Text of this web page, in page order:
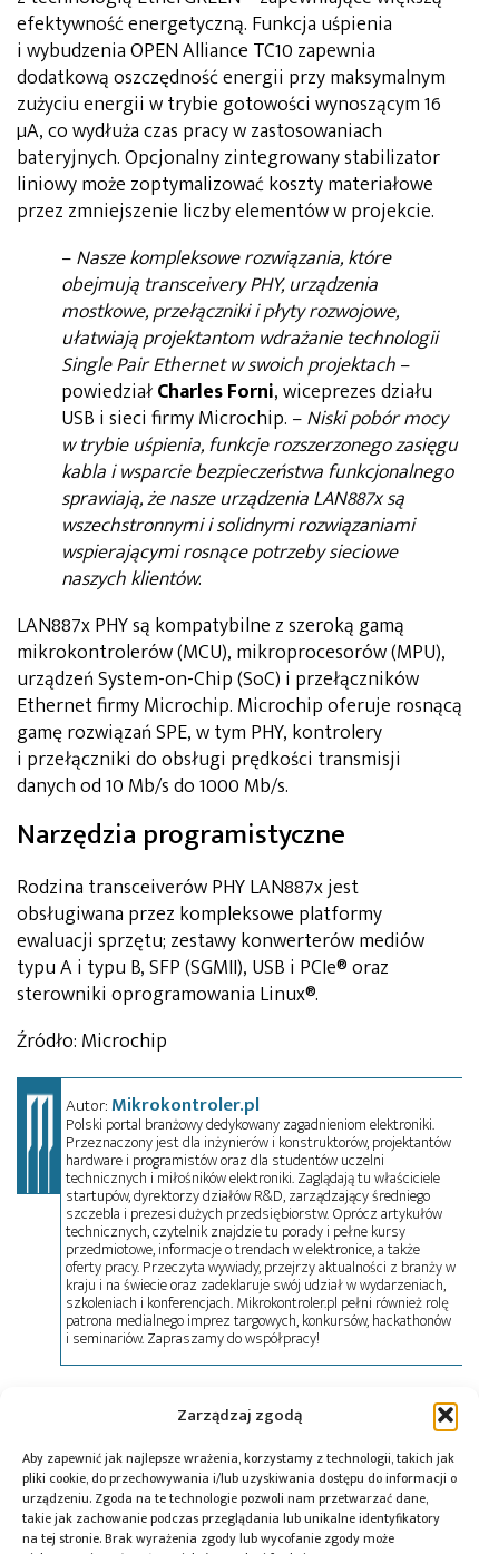
Zarządzaj zgodą
Aby zapewnić jak najlepsze wrażenia, korzystamy z technologii, takich jak
pliki cookie, do przechowywania i/lub uzyskiwania dostępu do informacji o
urządzeniu. Zgoda na te technologie pozwoli nam przetwarzać dane,
takie jak zachowanie podczas przeglądania lub unikalne identyfikatory
na tej stronie. Brak wyrażenia zgody lub wycofanie zgody może
efektywność energetyczną. Funkcja uśpienia
i wybudzenia OPEN Alliance TC10 zapewnia
dodatkową oszczędność energii przy maksymalnym
zużyciu energii w trybie gotowości wynoszącym 16
µA, co wydłuża czas pracy w zastosowaniach
bateryjnych. Opcjonalny zintegrowany stabilizator
liniowy może zoptymalizować koszty materiałowe
przez zmniejszenie liczby elementów w projekcie.
–Nasze kompleksowe rozwiązania, które
obejmują transceivery PHY, urządzenia
mostkowe, przełączniki i płyty rozwojowe,
ułatwiają projektantom wdrażanie technologii
Single Pair Ethernet w swoich projektach–
powiedziałCharles Forni, wiceprezes działu
USB i sieci firmy Microchip. –Niski pobór mocy
w trybie uśpienia, funkcje rozszerzonego zasięgu
kabla i wsparcie bezpieczeństwa funkcjonalnego
sprawiają, że nasze urządzenia LAN887x są
wszechstronnymi i solidnymi rozwiązaniami
wspierającymi rosnące potrzeby sieciowe
naszych klientów.
LAN887x PHY są kompatybilne z szeroką gamą
mikrokontrolerów (MCU), mikroprocesorów (MPU),
urządzeń System-on-Chip (SoC) i przełączników
Ethernet firmy Microchip. Microchip oferuje rosnącą
gamę rozwiązań SPE, w tym PHY, kontrolery
i przełączniki do obsługi prędkości transmisji
danych od 10 Mb/s do 1000 Mb/s.
Narzędzia programistyczne
Rodzina transceiverów PHY LAN887x jest
obsługiwana przez kompleksowe platformy
ewaluacji sprzętu; zestawy konwerterów mediów
typu A i typu B, SFP (SGMII), USB i PCIe® oraz
sterowniki oprogramowania Linux®.
Źródło: Microchip
Autor:Mikrokontroler.pl
Polski portal branżowy dedykowany zagadnieniom elektroniki.
Przeznaczony jest dla inżynierów i konstruktorów, projektantów
hardware i programistów oraz dla studentów uczelni
technicznych i miłośników elektroniki. Zaglądają tu właściciele
startupów, dyrektorzy działów R&D, zarządzający średniego
szczebla i prezesi dużych przedsiębiorstw. Oprócz artykułów
technicznych, czytelnik znajdzie tu porady i pełne kursy
przedmiotowe, informacje o trendach w elektronice, a także
oferty pracy. Przeczyta wywiady, przejrzy aktualności z branży w
kraju i na świecie oraz zadeklaruje swój udział w wydarzeniach,
szkoleniach i konferencjach. Mikrokontroler.pl pełni również rolę
patrona medialnego imprez targowych, konkursów, hackathonów
i seminariów. Zapraszamy do współpracy!
,100BASE-T1,LAN887x Microchip,
Przeczytaj również: